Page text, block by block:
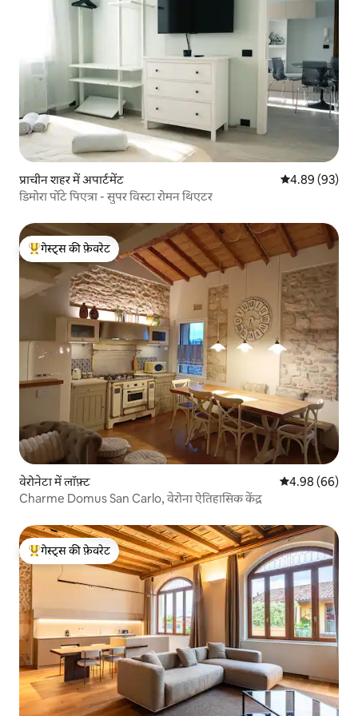
प्राचीन शहर में अपार्टमेंट औसत रेटिंग 5 में
4.89 (93)
डिमोरा पोंटे पिएत्रा - सुपर विस्टा रोमन थिएटर
गेस्ट्स का टॉप फ़ेवरेट
गेस्ट्स की फ़ेवरेट
वेरोनेटा में लॉफ़्ट औसत रेटिंग 5 में
4.98 (66)
Charme Domus San Carlo, वेरोना ऐतिहासिक केंद्र
गेस्ट्स का टॉप फ़ेवरेट
गेस्ट्स की फ़ेवरेट